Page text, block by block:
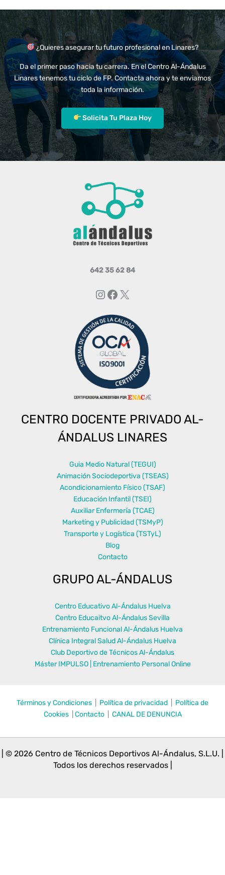
¿Quieres asegurar tu futuro profesional en Linares?
Da el primer paso hacia tu carrera. En el Centro Al-Ándalus
Linares tenemos tu ciclo de FP. Contacta ahora y te enviamos
toda la información.
Solicita Tu Plaza Hoy
642 35 62 84
Instagram
Facebook
X
CENTRO DOCENTE PRIVADO AL-
ÁNDALUS LINARES
Guia Medio Natural (TEGUI)
Animación Sociodeportiva (TSEAS)
Acondicionamiento Físico (TSAF)
Educación Infantil (TSEI)
Auxiliar Enfermería (TCAE)
Marketing y Publicidad (TSMyP)
Transporte y Logística (TSTyL)
Blog
Contacto
GRUPO AL-ÁNDALUS
Centro Educativo Al-Ándalus Huelva
Centro Educaitvo Al-Ándalus Sevilla
Entrenamiento Funcional Al-Ándalus Huelva
Clínica Integral Salud Al-Ándalus Huelva
Club Deportivo de Técnicos Al-Ándalus
Máster IMPULSO | Entrenamiento Personal Online
Términos y Condiciones Política de privacidad
Política de
Cookies| Contacto CANAL DE DENUNCIA
| © 2026 Centro de Técnicos Deportivos Al-Ándalus, S.L.U. |
Todos los derechos reservados |